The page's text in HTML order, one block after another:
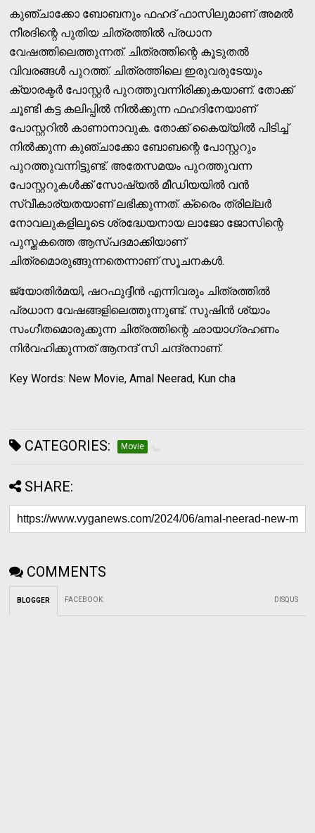
കുഞ്ചാക്കോ ബോബനും ഫഹദ് ഫാസിലുമാണ് അമല്‍
നീരദിന്റെ പുതിയ ചിത്രത്തില്‍ പ്രധാന
വേഷത്തിലെത്തുന്നത്. ചിത്രത്തിന്റെ കൂടുതല്‍
വിവരങ്ങള്‍ പുറത്ത്. ചിത്രത്തിലെ ഇരുവരുടേയും
ക്യാരക്ടര്‍ പോസ്റ്റര്‍ പുറത്തുവന്നിരിക്കുകയാണ്. തോക്ക്
ചൂണ്ടി കട്ട കലിപ്പില്‍ നില്‍ക്കുന്ന ഫഹദിനേയാണ്
പോസ്റ്ററില്‍ കാണാനാവുക. തോക്ക് കൈയ്യില്‍ പിടിച്ച്
നില്‍ക്കുന്ന കുഞ്ചാക്കോ ബോബന്റെ പോസ്റ്ററും
പുറത്തുവന്നിട്ടുണ്ട്. അതേസമയം പുറത്തുവന്ന
പോസ്റ്ററുകള്‍ക്ക് സോഷ്യല്‍ മീഡിയയില്‍ വന്‍
സ്വീകാര്യതയാണ് ലഭിക്കുന്നത്. ക്രൈം ത്രില്ലര്‍
നോവലുകളിലൂടെ ശ്രദ്ധേയനായ ലാജോ ജോസിന്റെ
പുസ്തകത്തെ ആസ്പദമാക്കിയാണ്
ചിത്രമൊരുങ്ങുന്നതെന്നാണ് സൂചനകള്‍.
ജ്യോതിര്‍മയി, ഷറഫുദ്ദീന്‍ എന്നിവരും ചിത്രത്തില്‍
പ്രധാന വേഷങ്ങളിലെത്തുന്നുണ്ട്. സുഷിന്‍ ശ്യാം
സംഗീതമൊരുക്കുന്ന ചിത്രത്തിന്റെ ഛായാഗ്രഹണം
നിര്‍വഹിക്കുന്നത് ആനന്ദ് സി ചന്ദ്രനാണ്.
Key Words: New Movie, Amal Neerad, Kun cha
CATEGORIES: Movie
SHARE:
COMMENTS
BLOGGER FACEBOOK: DISQUS